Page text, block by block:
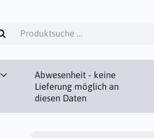
Abwesenheit - keine
Lieferung möglich an
diesen Daten